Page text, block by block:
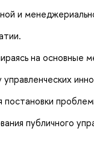
и
на основные
публичного